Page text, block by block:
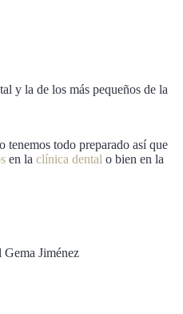
y la de los más pequeños de la
todo preparado así que
en la clínica dental o bien en la
Jiménez